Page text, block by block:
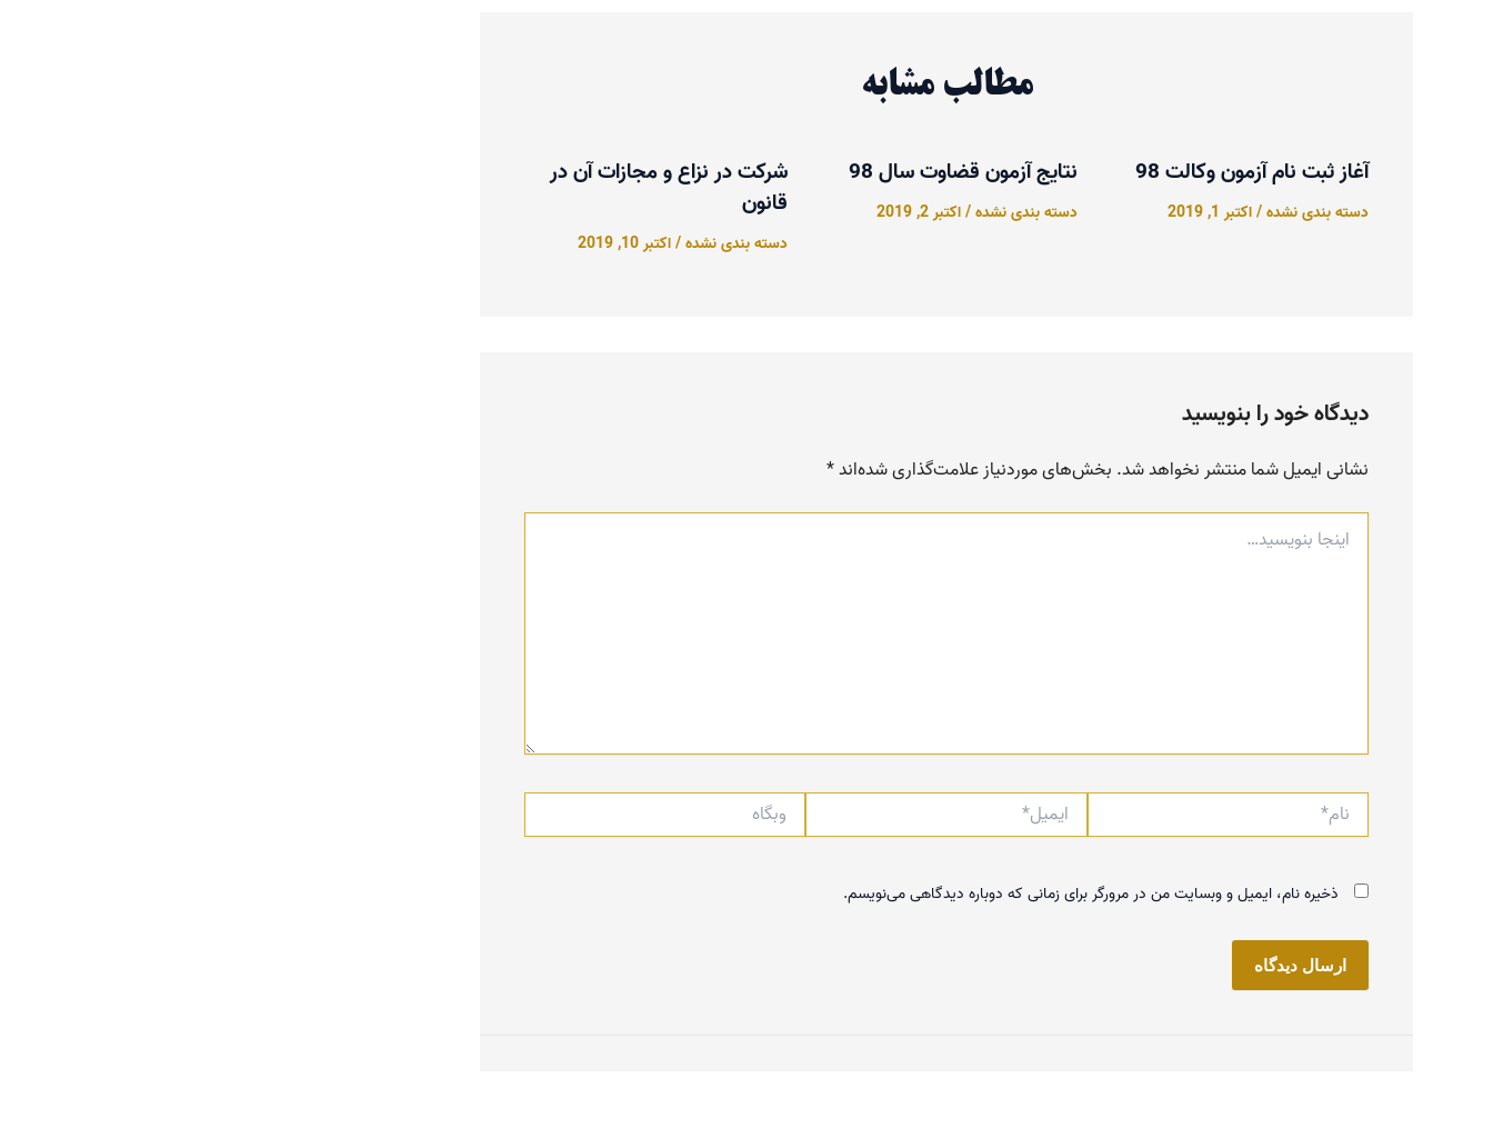
مطالب مشابه
آغاز ثبت نام آزمون وکالت 98
دسته بندی نشده/اکتبر 1, 2019
نتایج آزمون قضاوت سال 98
دسته بندی نشده/اکتبر 2, 2019
شرکت در نزاع و مجازات آن در
قانون
دسته بندی نشده/اکتبر 10, 2019
دیدگاه‌ خود را بنویسید
نشانی ایمیل شما منتشر نخواهد شد. بخش‌های موردنیاز علامت‌گذاری شده‌اند*
اینجا
بنویسید…
نام* ایمیل* وبگاه
ذخیره نام، ایمیل و وبسایت من در مرورگر برای زمانی که دوباره دیدگاهی می‌نویسم.